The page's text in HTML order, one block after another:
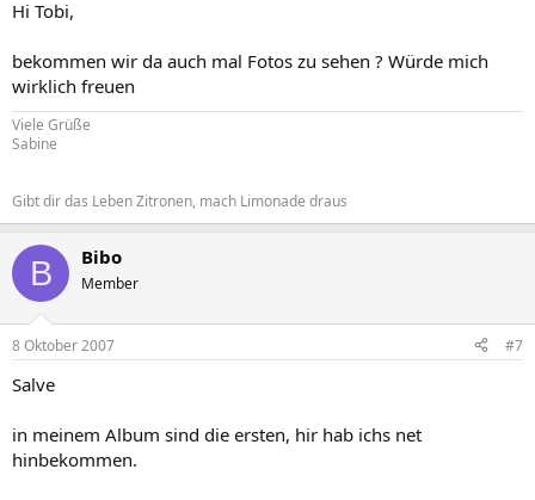
Hi Tobi,
bekommen wir da auch mal Fotos zu sehen ? Würde mich
wirklich freuen
Viele Grüße
Sabine
Gibt dir das Leben Zitronen, mach Limonade draus
B Bibo
Member
8 Oktober 2007 #7
Salve
in meinem Album sind die ersten, hir hab ichs net
hinbekommen.